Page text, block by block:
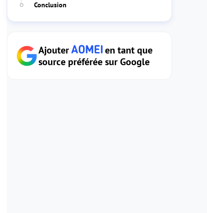
Conclusion
Ajouter
en tant que
source préférée sur Google